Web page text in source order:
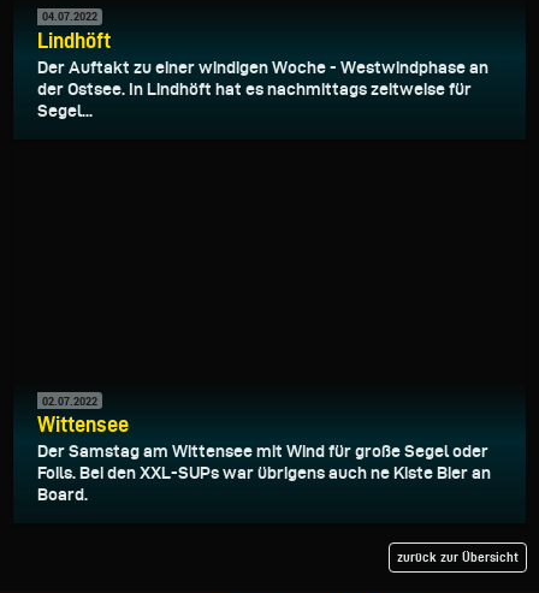
04.07.2022
Lindhöft
Der Auftakt zu einer windigen Woche - Westwindphase an
der Ostsee. In Lindhöft hat es nachmittags zeitweise für
Segel...
02.07.2022
Wittensee
Der Samstag am Wittensee mit Wind für große Segel oder
Foils. Bei den XXL-SUPs war übrigens auch ne Kiste Bier an
Board.
zurück zur Übersicht